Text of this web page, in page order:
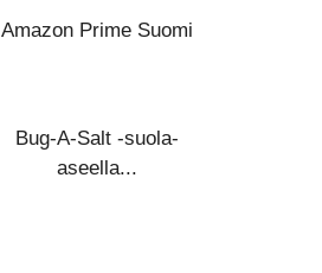
Amazon Prime Suomi
Bug-A-Salt -suola-
aseella...